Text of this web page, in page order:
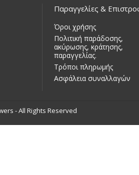
Παραγγελίες &
Όροι χρήσης
Πολιτική παράδοσης,
ακύρωσης, κράτησης,
παραγγελίας.
Τρόποι πληρωμής
Ασφάλεια συναλλαγών
- All Rights Reserved